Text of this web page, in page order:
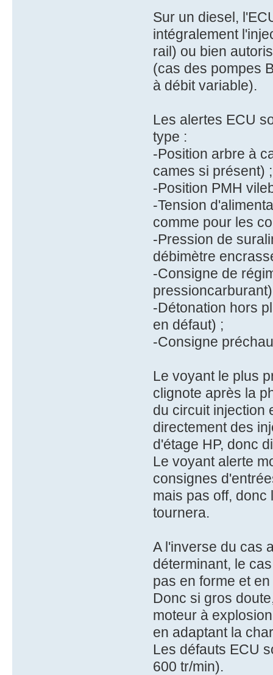
Sur un diesel,
intégralement
rail) ou bien
(cas des pompes
à débit variable).
Les alertes ECU
type :
-Position arbre à
cames si présent) ;
-Position PMH
-Tension
comme pour les
-Pression de
débimètre
-Consigne de
-Détonation hors
en défaut) ;
-Consigne
Le voyant le plus
clignote après la
du circuit injection
directement des
d'étage HP, donc
Le voyant alerte
consignes
mais pas off, donc
tournera.
A l'inverse du cas
déterminant, le
pas en forme et
Donc si gros
moteur à
en adaptant la
Les défauts ECU
600 tr/min).